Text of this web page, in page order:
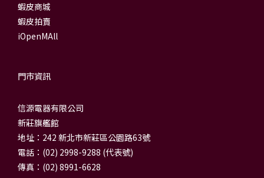
蝦皮商城
蝦皮拍賣
iOpenMAll
門市資訊
信源電器有限公司
新莊旗艦館
地址：242 新北市新莊區公園路63號
電話：(02) 2998-9288 (代表號)
傳真：(02) 8991-6628